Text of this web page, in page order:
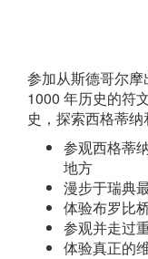
参加从斯德哥尔
1000 年历史的符
史，探索西格蒂纳
参观西格蒂
地方
漫步于瑞典
体验布罗比
参观并走过
体验真正的